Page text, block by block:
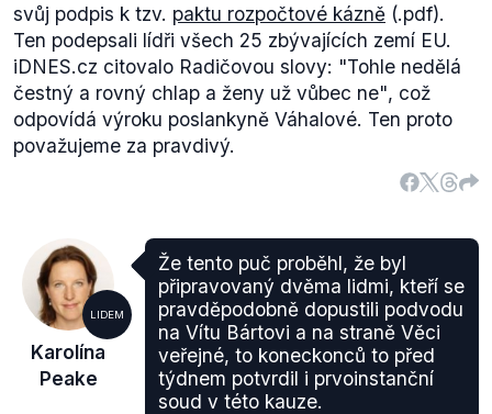
svůj podpis k tzv. paktu rozpočtové kázně (.pdf).
Ten podepsali lídři všech 25 zbývajících zemí EU.
iDNES.cz citovalo Radičovou slovy: "Tohle nedělá
čestný a rovný chlap a ženy už vůbec ne", což
odpovídá výroku poslankyně Váhalové. Ten proto
považujeme za pravdivý.
LIDEM
Karolína
Peake
Že tento puč proběhl, že byl
připravovaný dvěma lidmi, kteří se
pravděpodobně dopustili podvodu
na Vítu Bártovi a na straně Věci
veřejné, to koneckonců to před
týdnem potvrdil i prvoinstanční
soud v této kauze.